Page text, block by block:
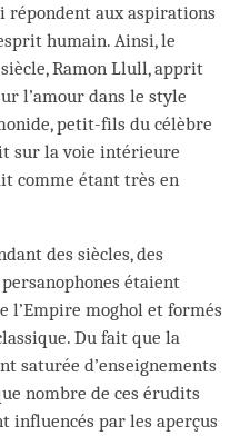
répondent aux aspirations
humain. Ainsi, le
Ramon Llull, apprit
l’amour dans le style
petit-fils du célèbre
sur la voie intérieure
comme étant très en
des siècles, des
étaient
l’Empire moghol et formés
Du fait que la
saturée d’enseignements
nombre de ces érudits
influencés par les aperçus